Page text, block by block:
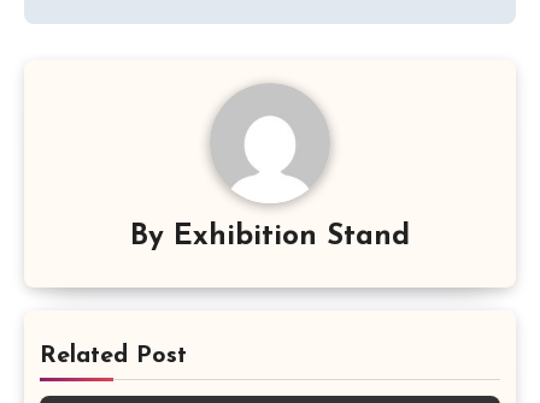
航
By Exhibition Stand
Related Post